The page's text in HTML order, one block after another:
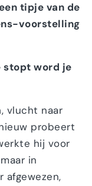
tipje van de
voorstelling
stopt word je
vlucht naar
probeert
hij voor
in
afgewezen,